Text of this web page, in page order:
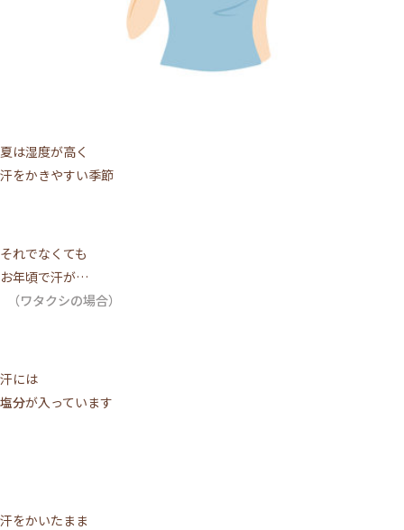
夏は湿度が高く
汗をかきやすい季節
それでなくても
お年頃で汗が…
（ワタクシの場合）
汗には
塩分が入っています
汗をかいたまま